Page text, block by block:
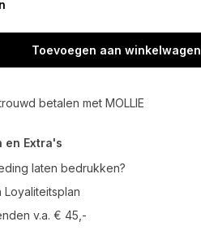
Toevoegen aan winkelwagen
betalen met MOLLIE
en Extra's
laten bedrukken?
Loyaliteitsplan
v.a. € 45,-